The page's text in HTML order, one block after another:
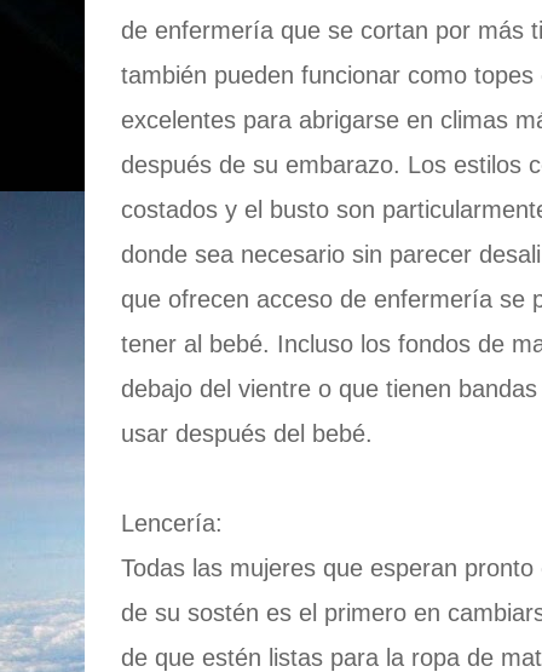
de enfermería que se cortan por más
también pueden funcionar como
excelentes para abrigarse en climas
después de su embarazo. Los estilos
costados y el busto son
donde sea necesario sin parecer
que ofrecen acceso de enfermería se
tener al bebé. Incluso los fondos de
debajo del vientre o que tienen
usar después del bebé.
Lencería:
Todas las mujeres que esperan
de su sostén es el primero en
de que estén listas para la ropa de